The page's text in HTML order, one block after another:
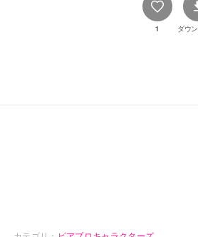
1 ダウ